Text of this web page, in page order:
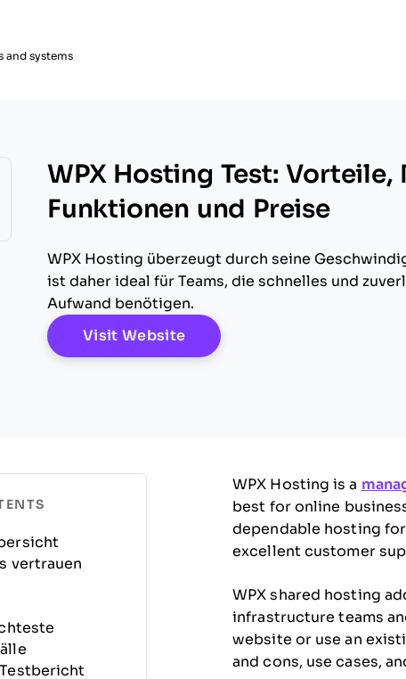
and systems
WPX Hosting Test: Vorteile,
Funktionen und Preise
WPX Hosting überzeugt durch seine
ist daher ideal für Teams, die schnelles und
Aufwand benötigen.
Visit WebsiteOpens New Window
vertrauen
WPX Hosting is a
best for online
dependable hosting
excellent customer
WPX shared hosting
infrastructure teams
website or use an
and cons, use cases,